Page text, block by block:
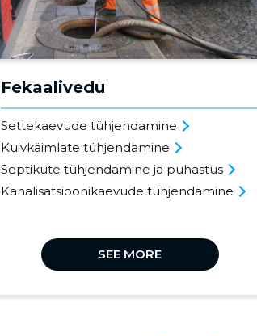
Fekaalivedu
Settekaevude tühjendamine
Kuivkäimlate tühjendamine
Septikute tühjendamine ja puhastus
Kanalisatsioonikaevude tühjendamine
SEE MORE